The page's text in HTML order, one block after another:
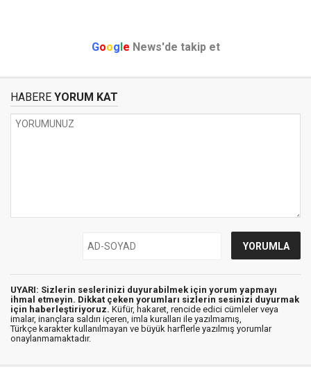
Google News'de takip et
HABERE YORUM KAT
UYARI: Sizlerin seslerinizi duyurabilmek için yorum yapmayı
ihmal etmeyin. Dikkat çeken yorumları sizlerin sesinizi duyurmak
için haberleştiriyoruz. Küfür, hakaret, rencide edici cümleler veya
imalar, inançlara saldırı içeren, imla kuralları ile yazılmamış,
Türkçe karakter kullanılmayan ve büyük harflerle yazılmış yorumlar
onaylanmamaktadır.